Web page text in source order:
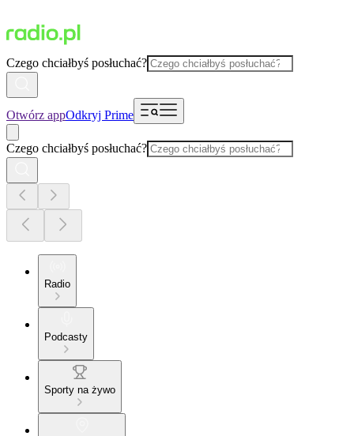
Czego chciałbyś posłuchać?
Otwórz appOdkryj Prime
Czego chciałbyś posłuchać?
Radio
Podcasty
Sporty na żywo